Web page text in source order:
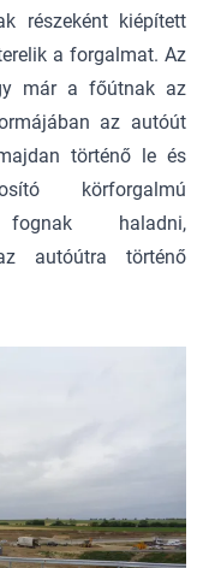
részeként kiépített
a forgalmat. Az
már a főútnak az
az autóút
történő le és
körforgalmú
fognak haladni,
autóútra történő